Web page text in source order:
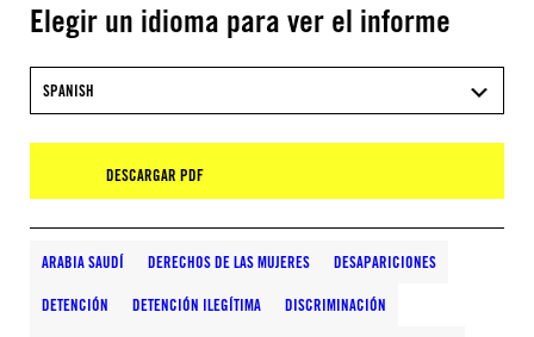
Elegir un idioma para ver el informe
SPANISH
DESCARGAR PDF
ARABIA SAUDÍ DERECHOS DE LAS MUJERES DESAPARICIONES
DETENCIÓN DETENCIÓN ILEGÍTIMA DISCRIMINACIÓN